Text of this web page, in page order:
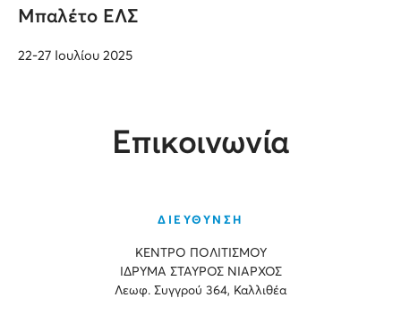
Μπαλέτο ΕΛΣ
22-27 Ιουλίου 2025
Επικοινωνία
ΔΙΕΥΘΥΝΣΗ
ΚΕΝΤΡΟ ΠΟΛΙΤΙΣΜΟΥ
ΙΔΡΥΜΑ ΣΤΑΥΡΟΣ ΝΙΑΡΧΟΣ
Λεωφ. Συγγρού 364, Καλλιθέα